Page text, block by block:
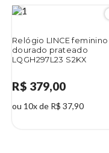
Relógio LINCE feminino
dourado prateado
LQGH297L23 S2KX
R$ 379,00
ou 10x de R$ 37,90